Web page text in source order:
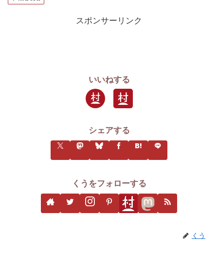
スポンサーリンク
いいねする
シェアする
くうをフォローする
くう